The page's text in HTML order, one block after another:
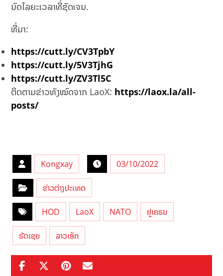
ນົດໄລຍະເວລາທີ່ຊັດເຈນ.
ທີ່ມາ:
https://cutt.ly/CV3TpbY
https://cutt.ly/5V3TjhG
https://cutt.ly/ZV3Tl5C
ຕິດຕາມຂ່າວທັງໝົດຈາກ LaoX: https://laox.la/all-
posts/
Kongxay 03/10/2022
ຂ່າວຕ່າງປະເທດ
HOD LaoX NATO ຢູເຄຣນ
ຣັດເຊຍ ລາວເອັກ